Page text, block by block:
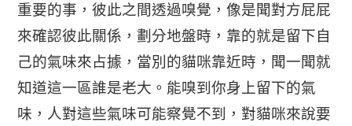
重要的事，彼此之間透過嗅覺，像是聞對方屁屁
來確認彼此關係 ，劃分地盤時，靠的就是留下自
己的氣味來占據，當別的貓咪靠近時，聞一聞就
知道這一區誰是老大。能嗅到你身上留下的氣
味，人對這些氣味可能察覺不到，對貓咪來說要